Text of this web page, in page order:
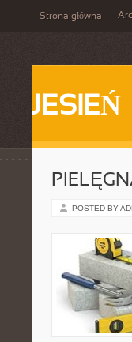
Strona główna
JESIEŃ
POSTED BY